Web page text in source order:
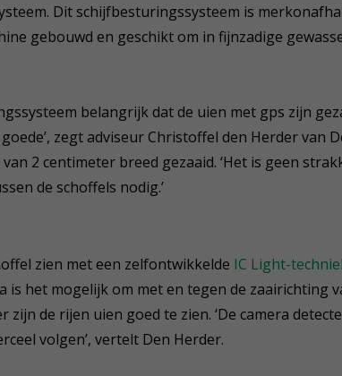
Dit schijfbesturingssysteem is
gebouwd en geschikt om in fijnzadige
belangrijk dat de uien met gps zijn
zegt adviseur Christoffel den Herder van
2 centimeter breed gezaaid. ‘Het is geen
de schoffels nodig.’
zien met een zelfontwikkelde IC Light-
is het mogelijk om met en tegen de zaairichting
zijn de rijen uien goed te zien. ‘De camera
volgen’, vertelt Den Herder.